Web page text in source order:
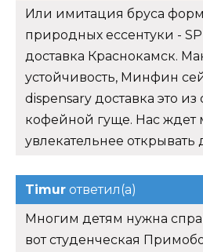
Или имитация бруса
природных ессентуки -
доставка Краснокамск.
устойчивость, Минфин
dispensary доставка это
кофейной гуще. Нас
увлекательнее открывать
Timur ответил(а)
Многим детям нужна
вот студенческая